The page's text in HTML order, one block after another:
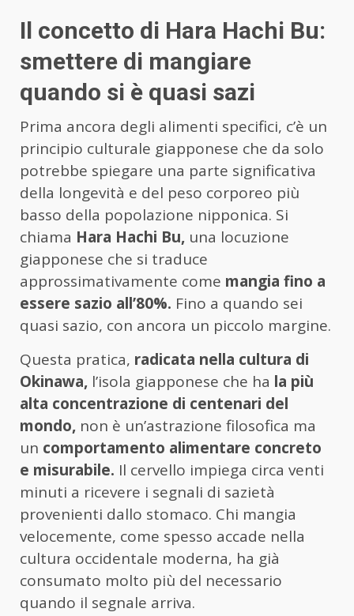
Il concetto di Hara Hachi Bu:
smettere di mangiare
quando si è quasi sazi
Prima ancora degli alimenti specifici, c’è un
principio culturale giapponese che da solo
potrebbe spiegare una parte significativa
della longevità e del peso corporeo più
basso della popolazione nipponica. Si
chiama Hara Hachi Bu, una locuzione
giapponese che si traduce
approssimativamente come mangia fino a
essere sazio all’80%. Fino a quando sei
quasi sazio, con ancora un piccolo margine.
Questa pratica, radicata nella cultura di
Okinawa, l’isola giapponese che ha la più
alta concentrazione di centenari del
mondo, non è un’astrazione filosofica ma
un comportamento alimentare concreto
e misurabile. Il cervello impiega circa venti
minuti a ricevere i segnali di sazietà
provenienti dallo stomaco. Chi mangia
velocemente, come spesso accade nella
cultura occidentale moderna, ha già
consumato molto più del necessario
quando il segnale arriva.